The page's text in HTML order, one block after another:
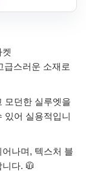
급스러운 소재로
모던한 실루엣을
있어 실용적입니
나며, 텍스처 블
다. 🧥